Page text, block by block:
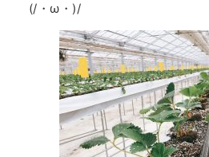
(/・ω・)/